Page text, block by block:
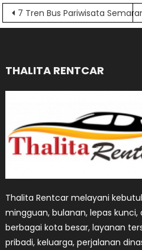
Navigasi
7 Tren Bus Pariwisata
THALITA RENTCAR
Thalita Rentcar melayani
mingguan, bulanan, lepas
berbagai kota besar, layanan
pribadi, keluarga, perjalanan